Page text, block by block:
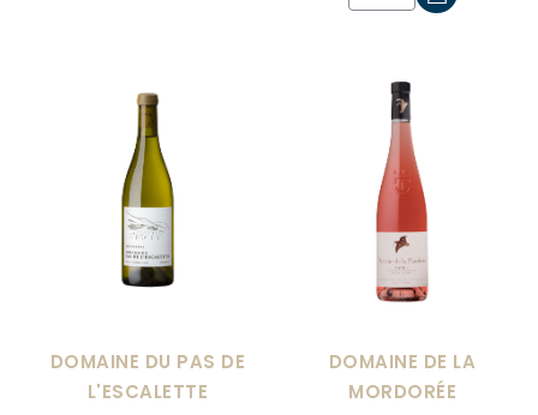
DOMAINE DU PAS DE
L'ESCALETTE
DOMAINE DE LA
MORDORÉE